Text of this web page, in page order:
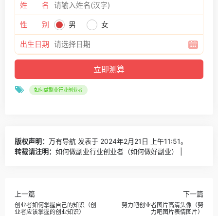
姓 名
性 别 男 女
出生日期
如何做副业行业创业者
版权声明： 万有导航 发表于 2024年2月21日 上午11:51。
转载请注明： 如何做副业行业创业者（如何做好副业） |
上一篇
创业者如何掌握自己的知识（创
业者应该掌握的创业知识）
下一篇
努力吧创业者图片高清头像（努
力吧图片表情图片）